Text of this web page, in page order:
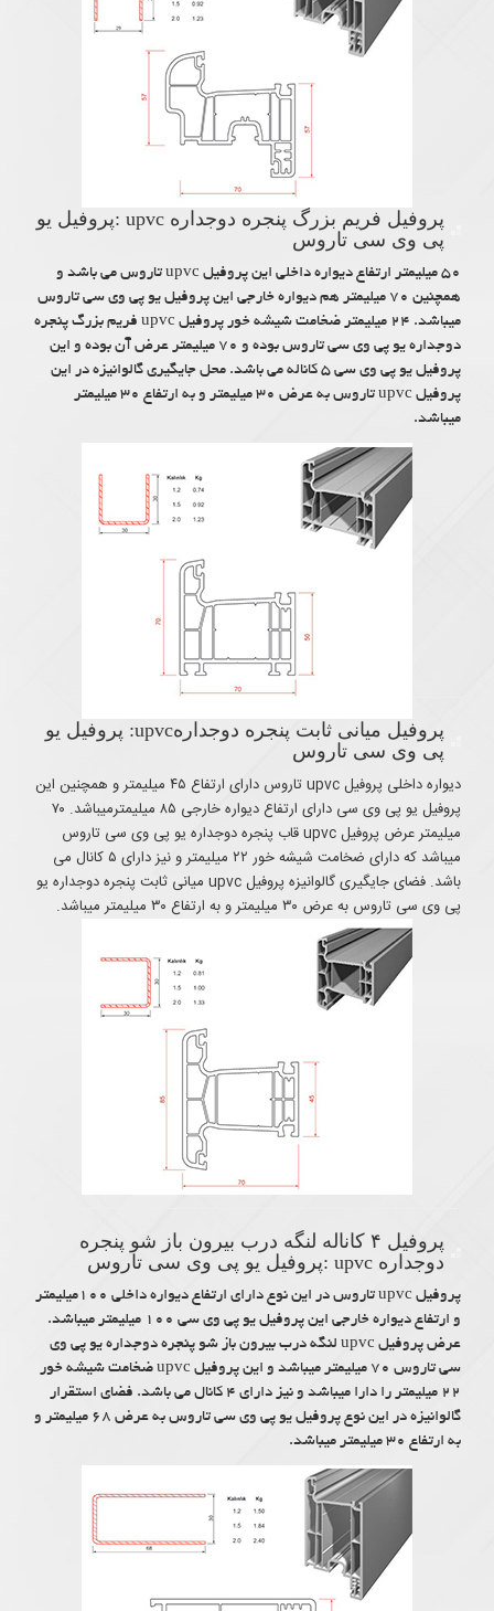
پروفیل فریم بزرگ پنجره دوجداره upvc :پروفیل یو
پی وی سی تاروس
۵۰ میلیمتر ارتفاع دیواره داخلی این پروفیل upvc تاروس می باشد و
همچنین ۷۰ میلیمتر هم دیواره خارجی این پروفیل یو پی وی سی تاروس
میباشد. ۲۴ میلیمتر ضخامت شیشه خور پروفیل upvc فریم بزرگ پنجره
دوجداره یو پی وی سی تاروس بوده و ۷۰ میلیمتر عرض آن بوده و این
پروفیل یو پی وی سی ۵ کاناله می باشد. محل جایگیری گالوانیزه در این
پروفیل upvc تاروس به عرض ۳۰ میلیمتر و به ارتفاع ۳۰ میلیمتر
میباشد.
پروفیل میانی ثابت پنجره دوجدارهupvc: پروفیل یو
پی وی سی تاروس
دیواره داخلی پروفیل upvc تاروس دارای ارتفاع ۴۵ میلیمتر و همچنین این
پروفیل یو پی وی سی دارای ارتفاع دیواره خارجی ۸۵ میلیمترمیباشد. ۷۰
میلیمتر عرض پروفیل upvc قاب پنجره دوجداره یو پی وی سی تاروس
میباشد که دارای ضخامت شیشه خور ۲۲ میلیمتر و نیز دارای ۵ کانال می
باشد. فضای جایگیری گالوانیزه پروفیل upvc میانی ثابت پنجره دوجداره یو
پی وی سی تاروس به عرض ۳۰ میلیمتر و به ارتفاع ۳۰ میلیمتر میباشد.
پروفیل ۴ کاناله لنگه درب بیرون باز شو پنجره
دوجداره upvc :پروفیل یو پی وی سی تاروس
پروفیل upvc تاروس در این نوع دارای ارتفاع دیواره داخلی ۱۰۰میلیمتر
و ارتفاع دیواره خارجی این پروفیل یو پی وی سی ۱۰۰ میلیمتر میباشد.
عرض پروفیل upvc لنگه درب بیرون باز شو پنجره دوجداره یو پی وی
سی تاروس ۷۰ میلیمتر میباشد و این پروفیل upvc ضخامت شیشه خور
۲۲ میلیمتر را دارا میباشد و نیز دارای ۴ کانال می باشد. فضای استقرار
گالوانیزه در این نوع پروفیل یو پی وی سی تاروس به عرض ۶۸ میلیمتر و
به ارتفاع ۳۰ میلیمتر میباشد.